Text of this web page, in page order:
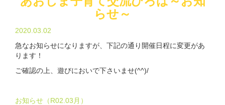
らせ～
2020.03.02
急なお知らせになりますが、下記の通り開催日程に変更があ
ります！
ご確認の上、遊びにおいで下さいませ(^^)/
お知らせ（R02.03月）